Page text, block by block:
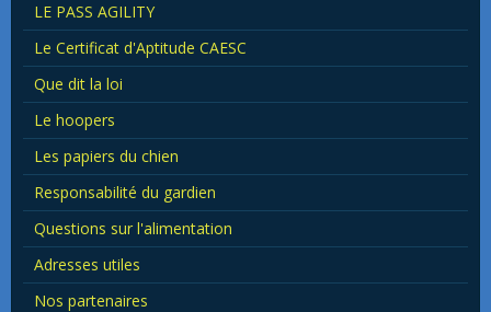
LE PASS AGILITY
Le Certificat d'Aptitude CAESC
Que dit la loi
Le hoopers
Les papiers du chien
Responsabilité du gardien
Questions sur l'alimentation
Adresses utiles
Nos partenaires